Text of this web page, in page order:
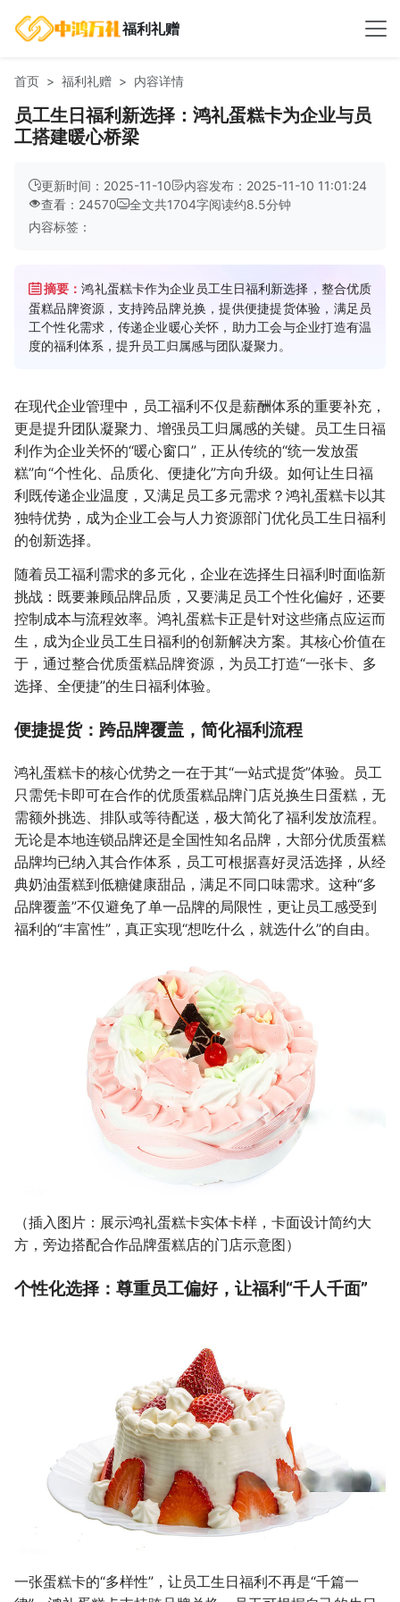
福利礼赠
首页 福利礼赠 内容详情
员工生日福利新选择：鸿礼蛋糕卡为企业与员
工搭建暖心桥梁
更新时间：2025-11-10
内容发布：2025-11-10 11:01:24
查看：24570
全文共1704字阅读约8.5分钟
内容标签：
摘要：鸿礼蛋糕卡作为企业员工生日福利新选择，整合优质
蛋糕品牌资源，支持跨品牌兑换，提供便捷提货体验，满足员
工个性化需求，传递企业暖心关怀，助力工会与企业打造有温
度的福利体系，提升员工归属感与团队凝聚力。
在现代企业管理中，员工福利不仅是薪酬体系的重要补充，
更是提升团队凝聚力、增强员工归属感的关键。员工生日福
利作为企业关怀的“暖心窗口”，正从传统的“统一发放蛋
糕”向“个性化、品质化、便捷化”方向升级。如何让生日福
利既传递企业温度，又满足员工多元需求？鸿礼蛋糕卡以其
独特优势，成为企业工会与人力资源部门优化员工生日福利
的创新选择。
随着员工福利需求的多元化，企业在选择生日福利时面临新
挑战：既要兼顾品牌品质，又要满足员工个性化偏好，还要
控制成本与流程效率。鸿礼蛋糕卡正是针对这些痛点应运而
生，成为企业员工生日福利的创新解决方案。其核心价值在
于，通过整合优质蛋糕品牌资源，为员工打造“一张卡、多
选择、全便捷”的生日福利体验。
便捷提货：跨品牌覆盖，简化福利流程
鸿礼蛋糕卡的核心优势之一在于其“一站式提货”体验。员工
只需凭卡即可在合作的优质蛋糕品牌门店兑换生日蛋糕，无
需额外挑选、排队或等待配送，极大简化了福利发放流程。
无论是本地连锁品牌还是全国性知名品牌，大部分优质蛋糕
品牌均已纳入其合作体系，员工可根据喜好灵活选择，从经
典奶油蛋糕到低糖健康甜品，满足不同口味需求。这种“多
品牌覆盖”不仅避免了单一品牌的局限性，更让员工感受到
福利的“丰富性”，真正实现“想吃什么，就选什么”的自由。
（插入图片：展示鸿礼蛋糕卡实体卡样，卡面设计简约大
方，旁边搭配合作品牌蛋糕店的门店示意图）
个性化选择：尊重员工偏好，让福利“千人千面”
一张蛋糕卡的“多样性”，让员工生日福利不再是“千篇一